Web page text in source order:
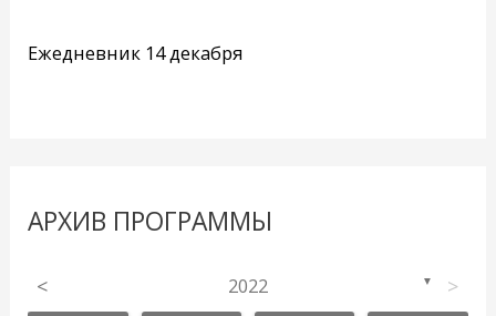
Ежедневник 14 декабря
АРХИВ ПРОГРАММЫ
< 2022 ▼ >